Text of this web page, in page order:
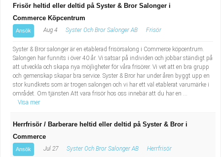
Frisör heltid eller deltid på Syster & Bror Salonger i
Commerce Köpcentrum
Ansök Aug 4 Syster Och Bror Salonger AB Frisör
Syster & Bror salonger är en etablerad frisörsalong i Commerce köpcentrum.
Salongen har funnits i över 40 år. Vi satsar på individen och jobbar ständigt på
att utveckla och skapa nya möjligheter för våra frisörer. Vi vet att en bra grupp
och gemenskap skapar bra service. Syster & Bror har under åren byggt upp en
stor kundkrets som är trogen salongen och vi har ett väl etablerat varumärke i
området. Om tjänsten Att vara frisör hos oss innebär att du har en ...
Visa mer
Herrfrisör / Barberare heltid eller deltid på Syster & Bror i
Commerce
Ansök Jul 27 Syster Och Bror Salonger AB Herrfrisör